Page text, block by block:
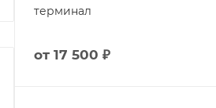
терминал
от 17 500 ₽